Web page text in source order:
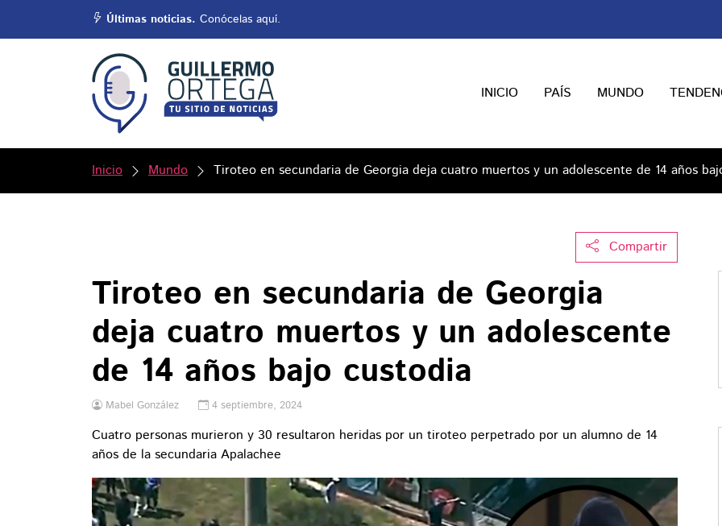
Últimas noticias. Conócelas aquí.
INICIO PAÍS MUNDO
Inicio Mundo Tiroteo en secundaria de Georgia deja cuatro muertos y un adolescente de 14 años
Compartir
Tiroteo en secundaria de Georgia
deja cuatro muertos y un adolescente
de 14 años bajo custodia
Mabel González 4 septiembre, 2024
Cuatro personas murieron y 30 resultaron heridas por un tiroteo perpetrado por un alumno de 14
años de la secundaria Apalachee